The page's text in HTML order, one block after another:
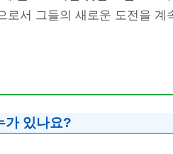
서 그들의 새로운 도전을 계
가 있나요?